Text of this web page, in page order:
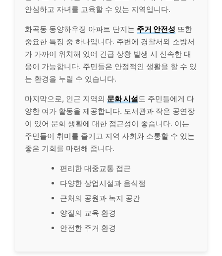
안심하고 자녀를 교육할 수 있는 지역입니다.
화곡동 동양하우징 아파트 단지는 주거 안전성 또한
중요한 특징 중 하나입니다. 주변에 경찰서와 소방서
가 가까이 위치해 있어 긴급 상황 발생 시 신속한 대
응이 가능합니다. 주민들은 안정적인 생활을 할 수 있
는 환경을 누릴 수 있습니다.
마지막으로, 인근 지역의 문화 시설도 주민들에게 다
양한 여가 활동을 제공합니다. 도서관과 작은 공연장
이 있어 문화 생활에 대한 접근성이 좋습니다. 이는
주민들이 취미를 즐기고 지역 사회와 소통할 수 있는
좋은 기회를 마련해 줍니다.
편리한 대중교통 접근
다양한 상업시설과 음식점
근처의 공원과 녹지 공간
양질의 교육 환경
안전한 주거 환경